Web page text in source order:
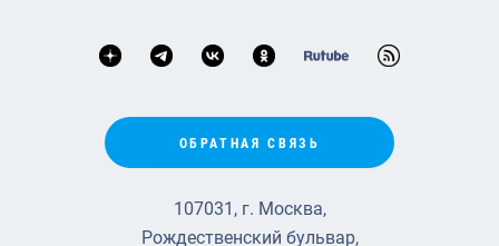
ОБРАТНАЯ СВЯЗЬ
107031, г. Москва,
Рождественский бульвар,